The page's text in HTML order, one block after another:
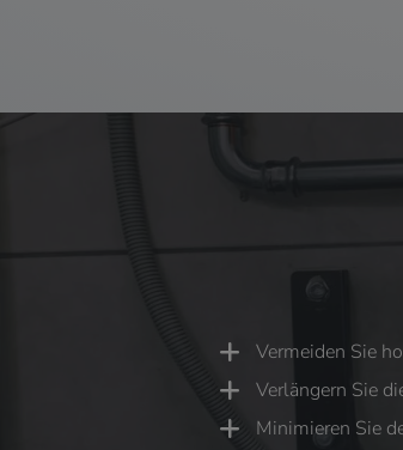
Vermeiden Sie
Verlängern Sie
Minimieren Sie